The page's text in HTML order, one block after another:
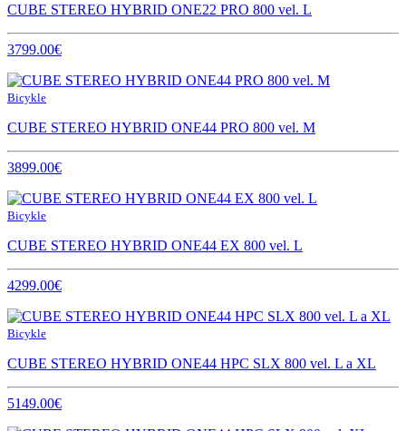
CUBE STEREO HYBRID ONE22 PRO 800 vel. L
3799.00€
Bicykle
CUBE STEREO HYBRID ONE44 PRO 800 vel. M
3899.00€
Bicykle
CUBE STEREO HYBRID ONE44 EX 800 vel. L
4299.00€
Bicykle
CUBE STEREO HYBRID ONE44 HPC SLX 800 vel. L a XL
5149.00€